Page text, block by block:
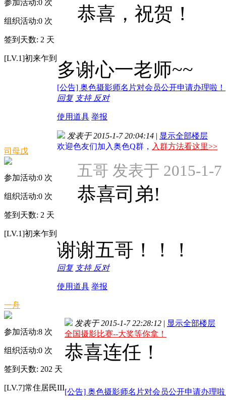
参加活动:0 次
组织活动:0 次
签到天数: 2 天
[LV.1]初来乍到
恭喜，祝贺！
多谢心一老师~~
[公告] 奥色摄影师名片对会员公开申请办理啦！
回复 支持 反对
使用道具 举报
司母戊
参加活动:0 次
组织活动:0 次
签到天数: 2 天
[LV.1]初来乍到
发表于 2015-1-7 20:04:14 | 显示全部楼层
欢迎色友们加入奥色Q群， 入群方法看这里>>
五哥 发表于 2015-1-7
恭喜司弟!
谢谢五哥！！！
回复 支持 反对
使用道具 举报
一舟
参加活动:8 次
组织活动:0 次
签到天数: 202 天
[LV.7]常住居民III
发表于 2015-1-7 22:28:12 | 显示全部楼层
全国摄影比赛--大奖等你拿！
恭喜连任！
[公告] 奥色摄影师名片对会员公开申请办理